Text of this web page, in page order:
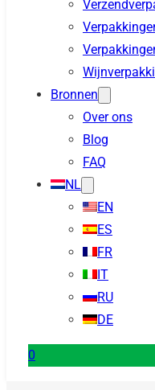
Bronnen
Over ons
Blog
FAQ
NL
EN
ES
FR
IT
RU
DE
0